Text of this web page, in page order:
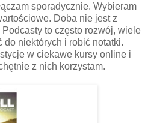
sporadycznie. Wybieram
Doba nie jest z
to często rozwój, wiele
do niektórych i robić notatki.
w ciekawe kursy online i
z nich korzystam.